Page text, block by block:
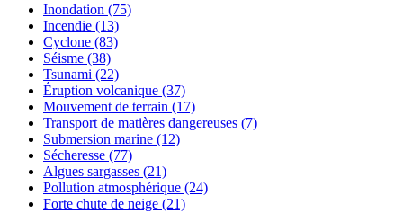
Inondation (75)
Incendie (13)
Cyclone (83)
Séisme (38)
Tsunami (22)
Éruption volcanique (37)
Mouvement de terrain (17)
Transport de matières dangereuses (7)
Submersion marine (12)
Sécheresse (77)
Algues sargasses (21)
Pollution atmosphérique (24)
Forte chute de neige (21)